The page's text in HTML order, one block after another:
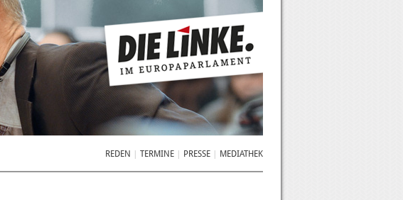
REDEN TERMINE PRESSE MEDIATHEK